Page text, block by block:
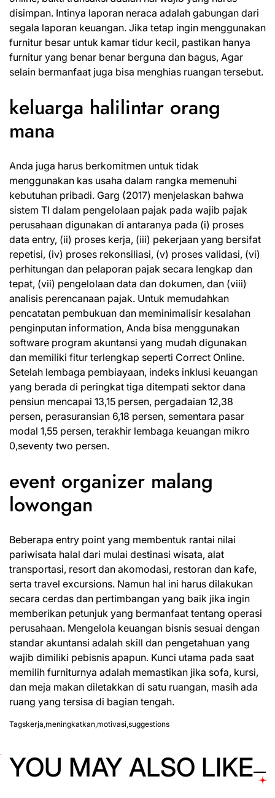
disimpan. Intinya laporan neraca adalah gabungan dari
segala laporan keuangan. Jika tetap ingin menggunakan
furnitur besar untuk kamar tidur kecil, pastikan hanya
furnitur yang benar benar berguna dan bagus, Agar
selain bermanfaat juga bisa menghias ruangan tersebut.
keluarga halilintar orang
mana
Anda juga harus berkomitmen untuk tidak
menggunakan kas usaha dalam rangka memenuhi
kebutuhan pribadi. Garg (2017) menjelaskan bahwa
sistem TI dalam pengelolaan pajak pada wajib pajak
perusahaan digunakan di antaranya pada (i) proses
data entry, (ii) proses kerja, (iii) pekerjaan yang bersifat
repetisi, (iv) proses rekonsiliasi, (v) proses validasi, (vi)
perhitungan dan pelaporan pajak secara lengkap dan
tepat, (vii) pengelolaan data dan dokumen, dan (viii)
analisis perencanaan pajak. Untuk memudahkan
pencatatan pembukuan dan meminimalisir kesalahan
penginputan information, Anda bisa menggunakan
software program akuntansi yang mudah digunakan
dan memiliki fitur terlengkap seperti Correct Online.
Setelah lembaga pembiayaan, indeks inklusi keuangan
yang berada di peringkat tiga ditempati sektor dana
pensiun mencapai 13,15 persen, pergadaian 12,38
persen, perasuransian 6,18 persen, sementara pasar
modal 1,55 persen, terakhir lembaga keuangan mikro
0,seventy two persen.
event organizer malang
lowongan
Beberapa entry point yang membentuk rantai nilai
pariwisata halal dari mulai destinasi wisata, alat
transportasi, resort dan akomodasi, restoran dan kafe,
serta travel excursions. Namun hal ini harus dilakukan
secara cerdas dan pertimbangan yang baik jika ingin
memberikan petunjuk yang bermanfaat tentang operasi
perusahaan. Mengelola keuangan bisnis sesuai dengan
standar akuntansi adalah skill dan pengetahuan yang
wajib dimiliki pebisnis apapun. Kunci utama pada saat
memilih furniturnya adalah memastikan jika sofa, kursi,
dan meja makan diletakkan di satu ruangan, masih ada
ruang yang tersisa di bagian tengah.
Tagskerja,meningkatkan,motivasi,suggestions
YOU MAY ALSO LIKE